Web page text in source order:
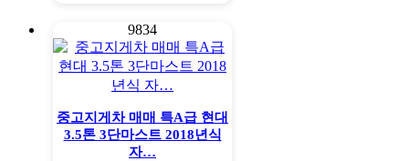
9834
중고지게차 매매 특A급 현대
3.5톤 3단마스트 2018년식
자…